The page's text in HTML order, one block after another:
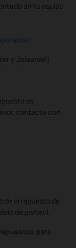
en tu equipo
y Baleares!)
es
contacte con
el repuesto de
de portátil.
para